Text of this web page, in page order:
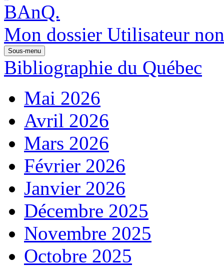
Mon dossier Utilisateur
Sous-menu
Bibliographie du Québec
Mai 2026
Avril 2026
Mars 2026
Février 2026
Janvier 2026
Décembre 2025
Novembre 2025
Octobre 2025